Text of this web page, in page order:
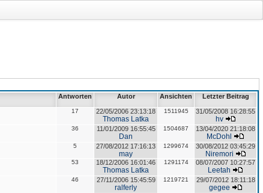
Antworten Autor Ansichten Letzter Beitrag
17 22/05/2006 23:13:18
Thomas Latka
1511945 31/05/2008 16:28:55
hv
36 11/01/2009 16:55:45
Dan
1504687 13/04/2020 21:18:08
McDohl
5 27/08/2012 17:16:13
may
1299674 30/08/2012 03:45:29
Niremori
53 18/12/2006 16:01:46
Thomas Latka
1291174 08/07/2007 10:27:57
Leetah
46 27/11/2006 15:45:59
ralferly
1219721 29/07/2012 18:11:18
gegee